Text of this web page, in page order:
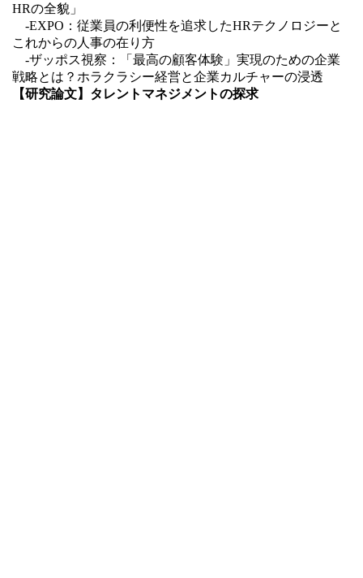
HRの全貌」
-EXPO：従業員の利便性を追求したHRテクノロジーと
これからの人事の在り方
-ザッポス視察：「最高の顧客体験」実現のための企業
戦略とは？ホラクラシー経営と企業カルチャーの浸透
【研究論文】タレントマネジメントの探求